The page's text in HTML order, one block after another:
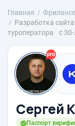
Главная
Разработка
туроператора с
Сергей
Паспорт